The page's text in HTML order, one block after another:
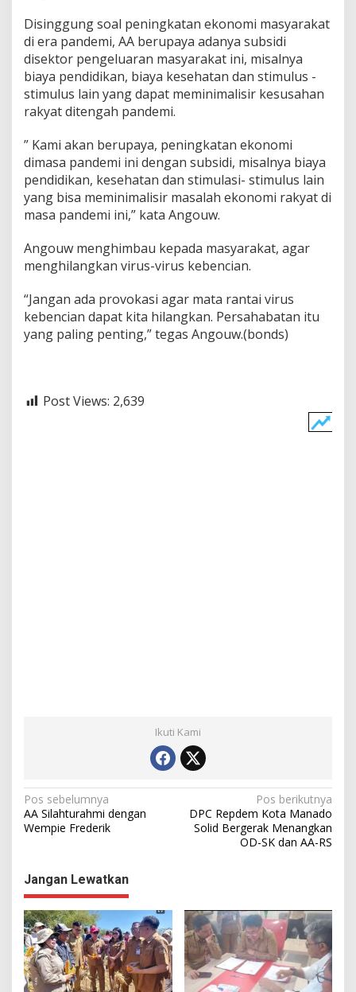
Disinggung soal peningkatan ekonomi masyarakat
di era pandemi, AA berupaya adanya subsidi
disektor pengeluaran masyarakat ini, misalnya
biaya pendidikan, biaya kesehatan dan stimulus -
stimulus lain yang dapat meminimalisir kesusahan
rakyat ditengah pandemi.
” Kami akan berupaya, peningkatan ekonomi
dimasa pandemi ini dengan subsidi, misalnya biaya
pendidikan, kesehatan dan stimulasi- stimulus lain
yang bisa meminimalisir masalah ekonomi rakyat di
masa pandemi ini,” kata Angouw.
Angouw menghimbau kepada masyarakat, agar
menghilangkan virus-virus kebencian.
“Jangan ada provokasi agar mata rantai virus
kebencian dapat kita hilangkan. Persahabatan itu
yang paling penting,” tegas Angouw.(bonds)
Post Views: 2,639
Ikuti Kami
N
a
i
g
a
s
i
p
Pos sebelumnya
AA Silahturahmi dengan
Wempie Frederik
Pos berikutnya
DPC Repdem Kota Manado
Solid Bergerak Menangkan
OD-SK dan AA-RS
Jangan Lewatkan